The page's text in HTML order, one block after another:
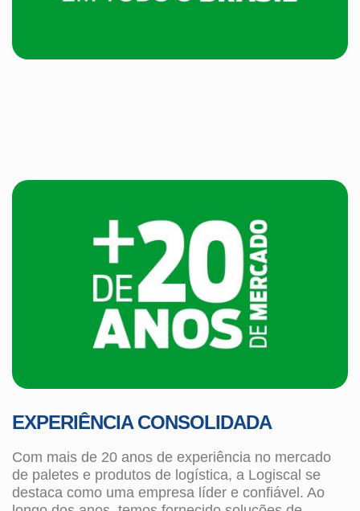
EXPERIÊNCIA CONSOLIDADA
Com mais de 20 anos de experiência no mercado
de paletes e produtos de logística, a Logiscal se
destaca como uma empresa líder e confiável. Ao